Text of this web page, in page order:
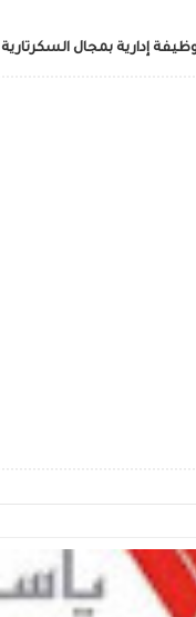
إدارية بمجال السكرتارية